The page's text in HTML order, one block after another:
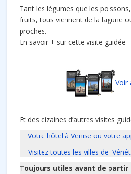
Tant les légumes que les
fruits, tous viennent de la lagune
proches.
En savoir + sur cette visite guidée
Voir
Et des dizaines d’autres visites
Votre hôtel à Venise ou votre
Visitez toutes les villes de
Toujours utiles avant de partir